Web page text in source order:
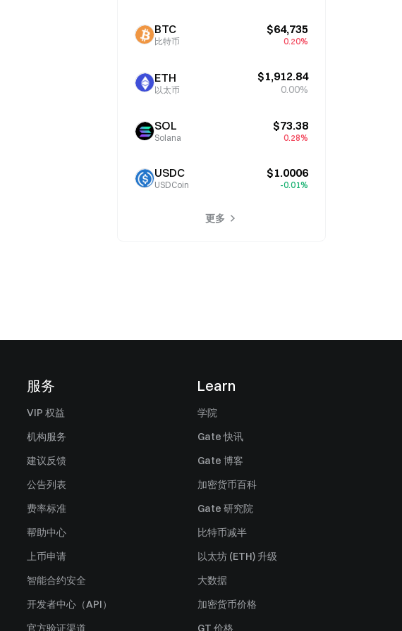
BTC
比特币
$64,735
0.20%
ETH
以太币
$1,912.84
0.00%
SOL
Solana
$73.38
0.28%
USDC
USDCoin
$1.0006
-0.01%
更多
服务
VIP 权益
机构服务
建议反馈
公告列表
费率标准
帮助中心
上币申请
智能合约安全
开发者中心（API）
官方验证渠道
Learn
学院
Gate 快讯
Gate 博客
加密货币百科
Gate 研究院
比特币减半
以太坊 (ETH) 升级
大数据
加密货币价格
GT 价格